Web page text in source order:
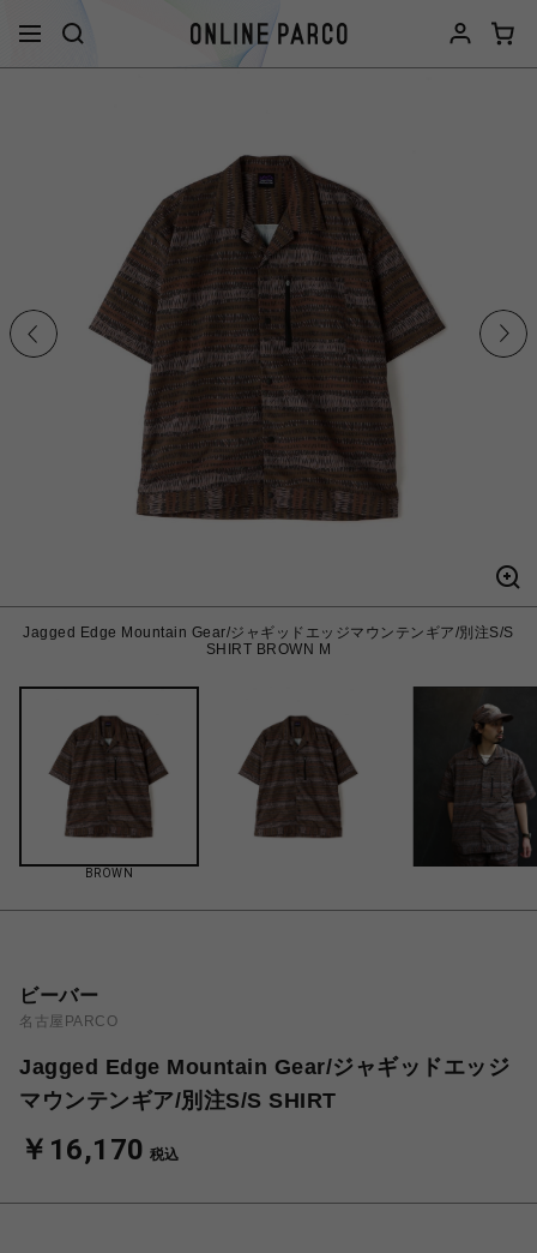
Jagged Edge Mountain Gear/ジャギッドエッジマウンテンギア/別注S/S
SHIRT BROWN M
BROWN
ビーバー
名古屋PARCO
Jagged Edge Mountain Gear/ジャギッドエッジ
マウンテンギア/別注S/S SHIRT
￥16,170 税込